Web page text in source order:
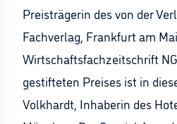
Preisträgerin des von der
Fachverlag, Frankfurt am
Wirtschaftsfachzeitschrift
gestifteten Preises ist in
Volkhardt, Inhaberin des